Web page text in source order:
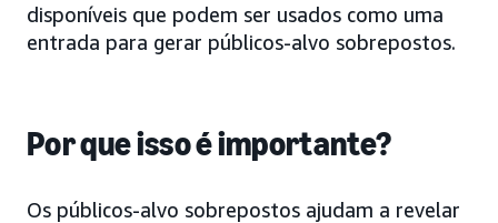
disponíveis que podem ser usados como uma
entrada para gerar públicos-alvo sobrepostos.
Por que isso é importante?
Os públicos-alvo sobrepostos ajudam a revelar